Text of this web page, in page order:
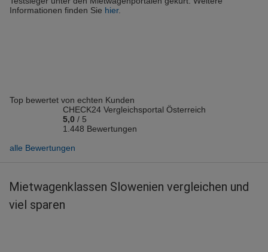
Abholort: Ljubljana Flughafen
Franz K.
abgegeben am 31.05.2026
Abholort: Portorož
Abholort: Ljubljana
Vermieter: Europcar
Informationen finden Sie hier.
Top bewertet von echten Kunden
CHECK24 Vergleichsportal Österreich
5,0 / 5
1.448 Bewertungen
alle Bewertungen
Mietwagenklassen Slowenien vergleichen und
viel sparen